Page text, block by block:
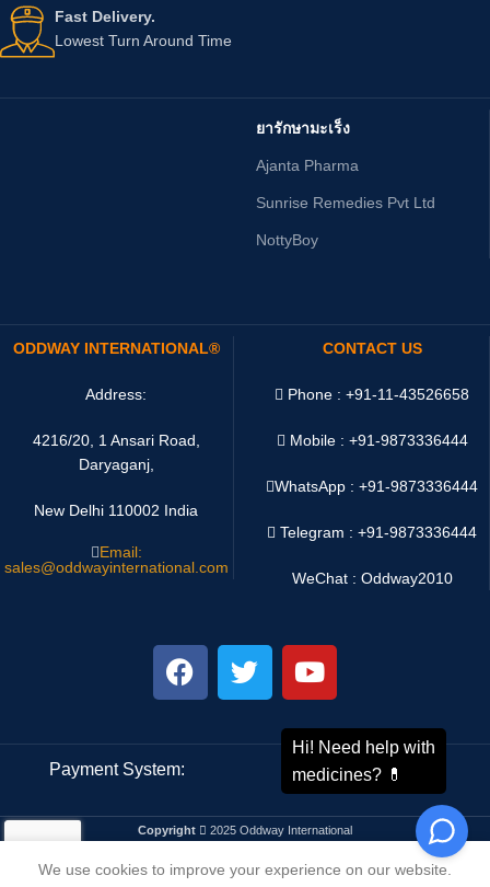
Fast Delivery.
Lowest Turn Around Time
ยารักษามะเร็ง
Ajanta Pharma
Sunrise Remedies Pvt Ltd
NottyBoy
ODDWAY INTERNATIONAL®
Address:
4216/20, 1 Ansari Road,
Daryaganj,
New Delhi 110002 India
Email:
sales@oddwayinternational.com
CONTACT US
Phone : +91-11-43526658
Mobile : +91-9873336444
WhatsApp :+91-9873336444
Telegram : +91-9873336444
WeChat : Oddway2010
Payment System: Shipping System:
Copyright 2025 Oddway International
We use cookies to improve your experience on our website.